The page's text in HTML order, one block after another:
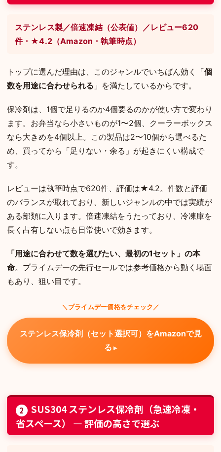
ステンレス製／倍速凍結（公表値）／レビュー620
件・★4.2（Amazon・執筆時点）
トップに選んだ理由は、このジャンルでいちばん効く「個
数を用途に合わせられる 」を満たしているからです。
保冷剤は、1個で足りるのか4個要るのかが使い方で変わり
ます。お弁当なら小さいものが1〜2個、クーラーボックス
なら大きめを4個以上。この製品は2〜10個から選べるた
め、買ってから「足りない・余る」が起きにくい構成で
す。
レビューは執筆時点で620件、評価は★4.2。件数と評価
のバランスが取れており、新しいジャンルの中では実績が
ある部類に入ります。倍速凍結をうたっており、冷凍庫を
長く占有しない点も日常使いで効きます。
「用途に合わせて数を選びたい、最初の1セット」の本
命。プライムデーの先行セールでは参考価格から動く場面
もあり、狙い目です。
＼プライムデー価格をチェック／
ステンレス保冷剤（セット選択可）をAmazonで見
る
2
SUS304 ステンレス保冷剤（急速冷凍・
省スペース） — 評価の高さで選ぶ